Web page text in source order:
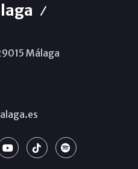
Málaga